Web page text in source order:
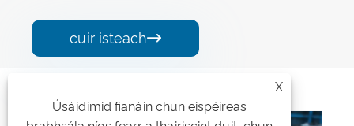
cuir isteach
X
Úsáidimid fianáin chun eispéireas